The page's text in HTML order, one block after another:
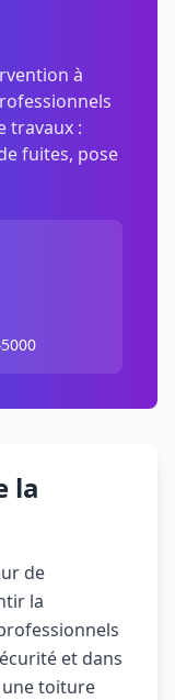
à
travaux :
fuites, pose
la
de
la
et dans
une toiture